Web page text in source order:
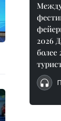
2026
более